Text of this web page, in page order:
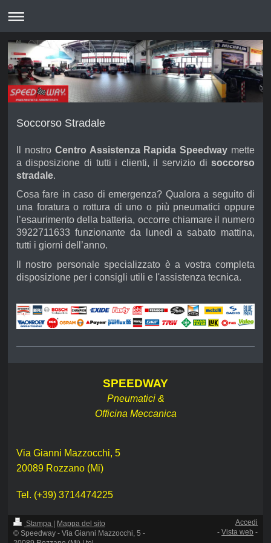
Soccorso Stradale
Il nostro Centro Assistenza Rapida Speedway mette
a disposizione di tutti i clienti, il servizio disoccorso
stradale.
Cosa fare in caso di emergenza? Qualora a seguito di
una foratura o rottura di uno o più pneumatici oppure
l’esaurimento della batteria, occorre chiamare il numero
3922711633 funzionante da lunedì a sabato mattina,
tutti i giorni dell’anno.
Il nostro personale specializzato è a vostra completa
disposizione per i consigli utili e l'assistenza tecnica.
SPEEDWAY
Pneumatici &
Officina Meccanica
Via Gianni Mazzocchi, 5
20089 Rozzano (Mi)
Tel. (+39) 3714474225
Stampa
Mappa del sito
© Speedway - Via Gianni Mazzocchi, 5 -
Accedi
-Vista web -